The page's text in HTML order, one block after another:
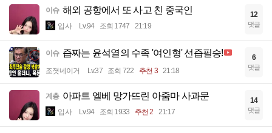
이슈 해외 공항에서 또 사고 친 중국인
입사 Lv.94 조회 1747 21:19
12
댓글
이슈 즙짜는 윤석열의 수족 '여인형' 선즙필승!
조졋네이거 Lv.37 조회 722 추천 3 21:18
6
댓글
계층 아파트 엘베 망가뜨린 아줌마 사과문
입사 Lv.94 조회 1933 추천 2 21:17
14
댓글